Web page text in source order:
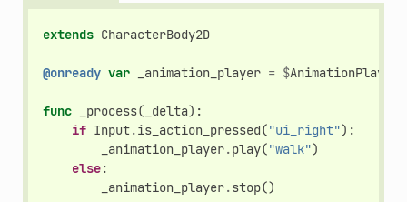
extends CharacterBody2D
@onready var _animation_player = $AnimationPlayer
func _process( _delta):
if Input.is_action_pressed("ui_right"):
_animation_player.play("walk")
else:
_animation_player.stop()